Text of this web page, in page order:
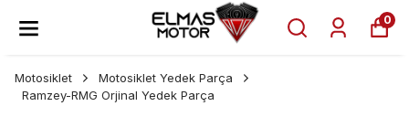
0
Motosiklet
Motosiklet Yedek Parça
Ramzey-RMG Orjinal Yedek Parça